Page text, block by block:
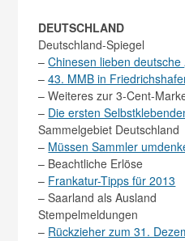
DEUTSCHLAND
Deutschland-Spiegel
–Chinesen lieben deutsche
–43. MMB in
– Weiteres zur 3-Cent-
– Die ersten
Sammelgebiet Deutschland
– Müssen Sammler
– Beachtliche Erlöse
– Frankatur-Tipps für 2013
– Saarland als Ausland
Stempelmeldungen
– Rückzieher zum 31.